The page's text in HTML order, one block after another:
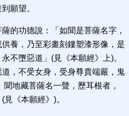
願望。
的功德說：「如聞是菩薩名字，
養，乃至彩畫刻鏤塑漆形像，是
不墮惡道」(見《本願經》上)。
，不受女身，受身尊貴端嚴，鬼
地藏菩薩名一聲，歷耳根者，
《本願經》)。